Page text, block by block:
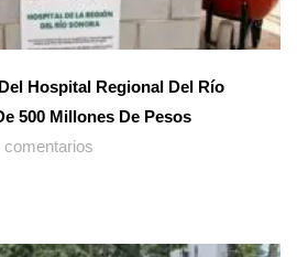
Hospital Regional Del Río
500 Millones De Pesos
comentarios